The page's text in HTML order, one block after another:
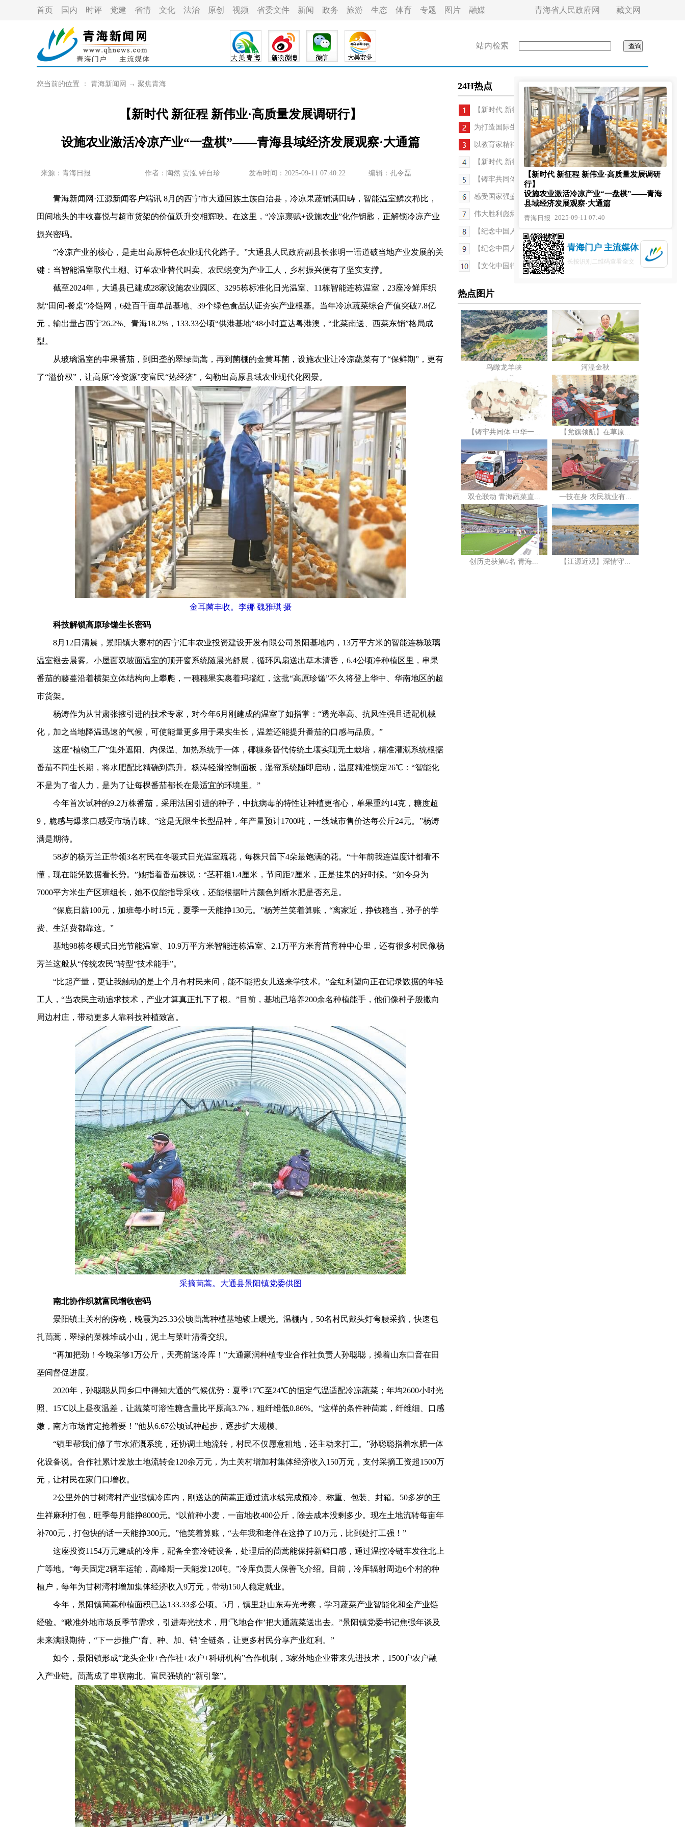
首页 国内 时评 党建 省情 文化 法治 原创 视频 省委文件 新闻 政务 旅游 生态 体育 专题 图片 融媒 青海省人民政府网 藏文网
站内检索
您当前的位置 ： 青海新闻网 → 聚焦青海
【新时代 新征程 新伟业·高质量发展调研行】
设施农业激活冷凉产业“一盘棋”——青海县域经济发展观察·大通篇
来源：青海日报 作者： 陶然 贾泓 钟自珍 发布时间：2025-09-11 07:40:22 编辑：孔令磊
青海新闻网·江源新闻客户端讯 8月的西宁市大通回族土族自治县，冷凉果蔬铺满田畴，智能温室鳞次栉比，
田间地头的丰收喜悦与超市货架的价值跃升交相辉映。在这里，“冷凉禀赋+设施农业”化作钥匙，正解锁冷凉产业
振兴密码。
“冷凉产业的核心，是走出高原特色农业现代化路子。”大通县人民政府副县长张明一语道破当地产业发展的关
键：当智能温室取代土棚、订单农业替代叫卖、农民蜕变为产业工人，乡村振兴便有了坚实支撑。
截至2024年，大通县已建成28家设施农业园区、3295栋标准化日光温室、11栋智能连栋温室，23座冷鲜库织
就“田间-餐桌”冷链网，6处百千亩单品基地、39个绿色食品认证夯实产业根基。当年冷凉蔬菜综合产值突破7.8亿
元，输出量占西宁26.2%、青海18.2%，133.33公顷“供港基地”48小时直达粤港澳，“北菜南送、西菜东销”格局成
型。
从玻璃温室的串果番茄，到田垄的翠绿茼蒿，再到菌棚的金黄耳菌，设施农业让冷凉蔬菜有了“保鲜期”，更有
了“溢价权”，让高原“冷资源”变富民“热经济”，勾勒出高原县域农业现代化图景。
金耳菌丰收。李娜 魏雅琪 摄
科技解锁高原珍馐生长密码
8月12日清晨，景阳镇大寨村的西宁汇丰农业投资建设开发有限公司景阳基地内，13万平方米的智能连栋玻璃
温室褪去晨雾。小屋面双坡面温室的顶开窗系统随晨光舒展，循环风扇送出草木清香，6.4公顷净种植区里，串果
番茄的藤蔓沿着横架立体结构向上攀爬，一穗穗果实裹着玛瑙红，这批“高原珍馐”不久将登上华中、华南地区的超
市货架。
杨涛作为从甘肃张掖引进的技术专家，对今年6月刚建成的温室了如指掌：“透光率高、抗风性强且适配机械
化，加之当地降温迅速的气候，可使能量更多用于果实生长，温差还能提升番茄的口感与品质。”
这座“植物工厂”集外遮阳、内保温、加热系统于一体，椰糠条替代传统土壤实现无土栽培，精准灌溉系统根据
番茄不同生长期，将水肥配比精确到毫升。杨涛轻滑控制面板，湿帘系统随即启动，温度精准锁定26℃：“智能化
不是为了省人力，是为了让每棵番茄都长在最适宜的环境里。”
今年首次试种的9.2万株番茄，采用法国引进的种子，中抗病毒的特性让种植更省心，单果重约14克，糖度超
9，脆感与爆浆口感受市场青睐。“这是无限生长型品种，年产量预计1700吨，一线城市售价达每公斤24元。”杨涛
满是期待。
58岁的杨芳兰正带领3名村民在冬暖式日光温室疏花，每株只留下4朵最饱满的花。“十年前我连温度计都看不
懂，现在能凭数据看长势。”她指着番茄株说：“茎秆粗1.4厘米，节间距7厘米，正是挂果的好时候。”如今身为
7000平方米生产区班组长，她不仅能指导采收，还能根据叶片颜色判断水肥是否充足。
“保底日薪100元，加班每小时15元，夏季一天能挣130元。”杨芳兰笑着算账，“离家近，挣钱稳当，孙子的学
费、生活费都靠这。”
基地98栋冬暖式日光节能温室、10.9万平方米智能连栋温室、2.1万平方米育苗育种中心里，还有很多村民像杨
芳兰这般从“传统农民”转型“技术能手”。
“比起产量，更让我触动的是上个月有村民来问，能不能把女儿送来学技术。”金红利望向正在记录数据的年轻
工人，“当农民主动追求技术，产业才算真正扎下了根。”目前，基地已培养200余名种植能手，他们像种子般撒向
周边村庄，带动更多人靠科技种植致富。
采摘茼蒿。大通县景阳镇党委供图
南北协作织就富民增收密码
景阳镇土关村的傍晚，晚霞为25.33公顷茼蒿种植基地镀上暖光。温棚内，50名村民戴头灯弯腰采摘，快速包
扎茼蒿，翠绿的菜株堆成小山，泥土与菜叶清香交织。
“再加把劲！今晚采够1万公斤，天亮前送冷库！”大通豪润种植专业合作社负责人孙聪聪，操着山东口音在田
垄间督促进度。
2020年，孙聪聪从同乡口中得知大通的气候优势：夏季17℃至24℃的恒定气温适配冷凉蔬菜；年均2600小时光
照、15℃以上昼夜温差，让蔬菜可溶性糖含量比平原高3.7%，粗纤维低0.86%。“这样的条件种茼蒿，纤维细、口感
嫩，南方市场肯定抢着要！”他从6.67公顷试种起步，逐步扩大规模。
“镇里帮我们修了节水灌溉系统，还协调土地流转，村民不仅愿意租地，还主动来打工。”孙聪聪指着水肥一体
化设备说。合作社累计发放土地流转金120余万元，为土关村增加村集体经济收入150万元，支付采摘工资超1500万
元，让村民在家门口增收。
2公里外的甘树湾村产业强镇冷库内，刚送达的茼蒿正通过流水线完成预冷、称重、包装、封箱。50多岁的王
生祥麻利打包，旺季每月能挣8000元。“以前种小麦，一亩地收400公斤，除去成本没剩多少。现在土地流转每亩年
补700元，打包快的话一天能挣300元。”他笑着算账，“去年我和老伴在这挣了10万元，比到处打工强！”
这座投资1154万元建成的冷库，配备全套冷链设备，处理后的茼蒿能保持新鲜口感，通过温控冷链车发往北上
广等地。“每天固定2辆车运输，高峰期一天能发120吨。”冷库负责人保善飞介绍。目前，冷库辐射周边6个村的种
植户，每年为甘树湾村增加集体经济收入9万元，带动150人稳定就业。
今年，景阳镇茼蒿种植面积已达133.33多公顷。5月，镇里赴山东寿光考察，学习蔬菜产业智能化和全产业链
经验。“瞅准外地市场反季节需求，引进寿光技术，用‘飞地合作’把大通蔬菜送出去。”景阳镇党委书记焦强年谈及
未来满眼期待，“下一步推广‘育、种、加、销’全链条，让更多村民分享产业红利。”
如今，景阳镇形成“龙头企业+合作社+农户+科研机构”合作机制，3家外地企业带来先进技术，1500户农户融
入产业链。茼蒿成了串联南北、富民强镇的“新引擎”。
24H热点
【新时代 新征程 新伟业·高质量发展调研行】“...
为打造国际生态旅游目的地“出谋划策”——省政协...
以教育家精神铸魂强师 谱写教育强省建设华章——青...
【新时代 新征程 新伟业·高质量发展调研行】一滴卤...
【铸牢共同体 中华一家亲】石榴籽紧相拥 绘就民族...
感受国家强盛荣光 坚定高原奉献之志
伟大胜利彪炳史册 凝心聚力再启新程——习近平总书...
【纪念中国人民抗日战争暨世界反法西斯战争胜利80...
【纪念中国人民抗日战争暨世界反法西斯战争胜利80...
【文化中国行】探寻红光村里的红色密码
热点图片
鸟瞰龙羊峡 河湟金秋
【铸牢共同体 中华一... 【党旗领航】在草原...
双仓联动 青海蔬菜直... 一技在身 农民就业有...
创历史获第6名 青海... 【江源近观】深情守...
【新时代 新征程 新伟业·高质量发展调研
行】
设施农业激活冷凉产业“一盘棋”——青海
县域经济发展观察·大通篇
青海日报 2025-09-11 07:40
青海门户 主流媒体
长按识别二维码查看全文